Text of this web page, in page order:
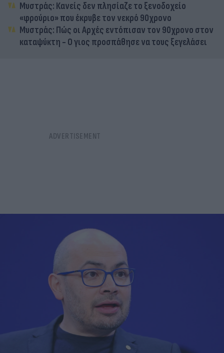
Μυστράς: Κανείς δεν πλησίαζε το ξενοδοχείο
«φρούριο» που έκρυβε τον νεκρό 90χρονο
Μυστράς: Πώς οι Αρχές εντόπισαν τον 90χρονο στον
καταψύκτη - Ο γιος προσπάθησε να τους ξεγελάσει